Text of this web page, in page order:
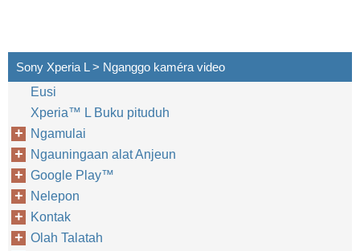
Sony Xperia L > Nganggo kaméra video
Eusi
Xperia™‎ L Buku pituduh
Ngamulai
Ngauningaan alat Anjeun
Google Play™‎
Nelepon
Kontak
Olah Talatah